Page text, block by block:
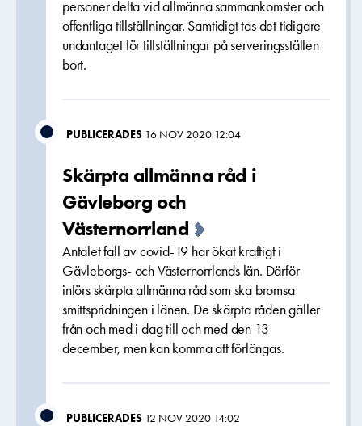
personer delta vid allmänna sammankomster och
offentliga tillställningar. Samtidigt tas det tidigare
undantaget för tillställningar på serveringsställen
bort.
PUBLICERADES 16 NOV 2020 12:04
Skärpta allmänna råd i
Gävleborg och
Västernorrland
Antalet fall av covid-19 har ökat kraftigt i
Gävleborgs- och Västernorrlands län. Därför
införs skärpta allmänna råd som ska bromsa
smittspridningen i länen. De skärpta råden gäller
från och med i dag till och med den 13
december, men kan komma att förlängas.
PUBLICERADES 12 NOV 2020 14:02